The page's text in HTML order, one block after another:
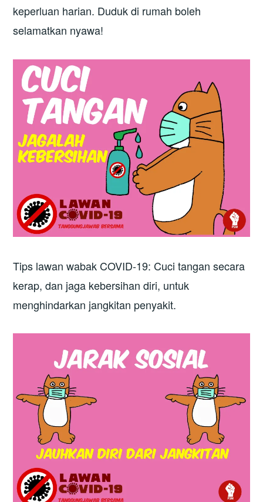
keperluan harian. Duduk di rumah boleh
selamatkan nyawa!
Tips lawan wabak COVID-19: Cuci tangan secara
kerap, dan jaga kebersihan diri, untuk
menghindarkan jangkitan penyakit.